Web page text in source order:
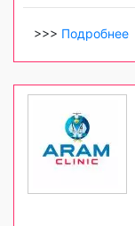
>>> Подробнее